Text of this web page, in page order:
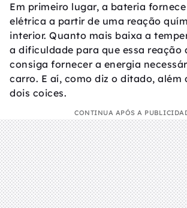
Em primeiro lugar, a bateria
elétrica a partir de uma reação
interior. Quanto mais baixa a
a dificuldade para que essa reação
consiga fornecer a energia
carro. E aí, como diz o ditado, além
dois coices.
CONTINUA APÓS A